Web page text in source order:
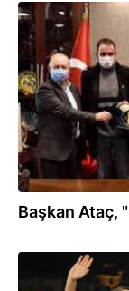
05.01.2022
Başkan Ataç,
30.12.2021